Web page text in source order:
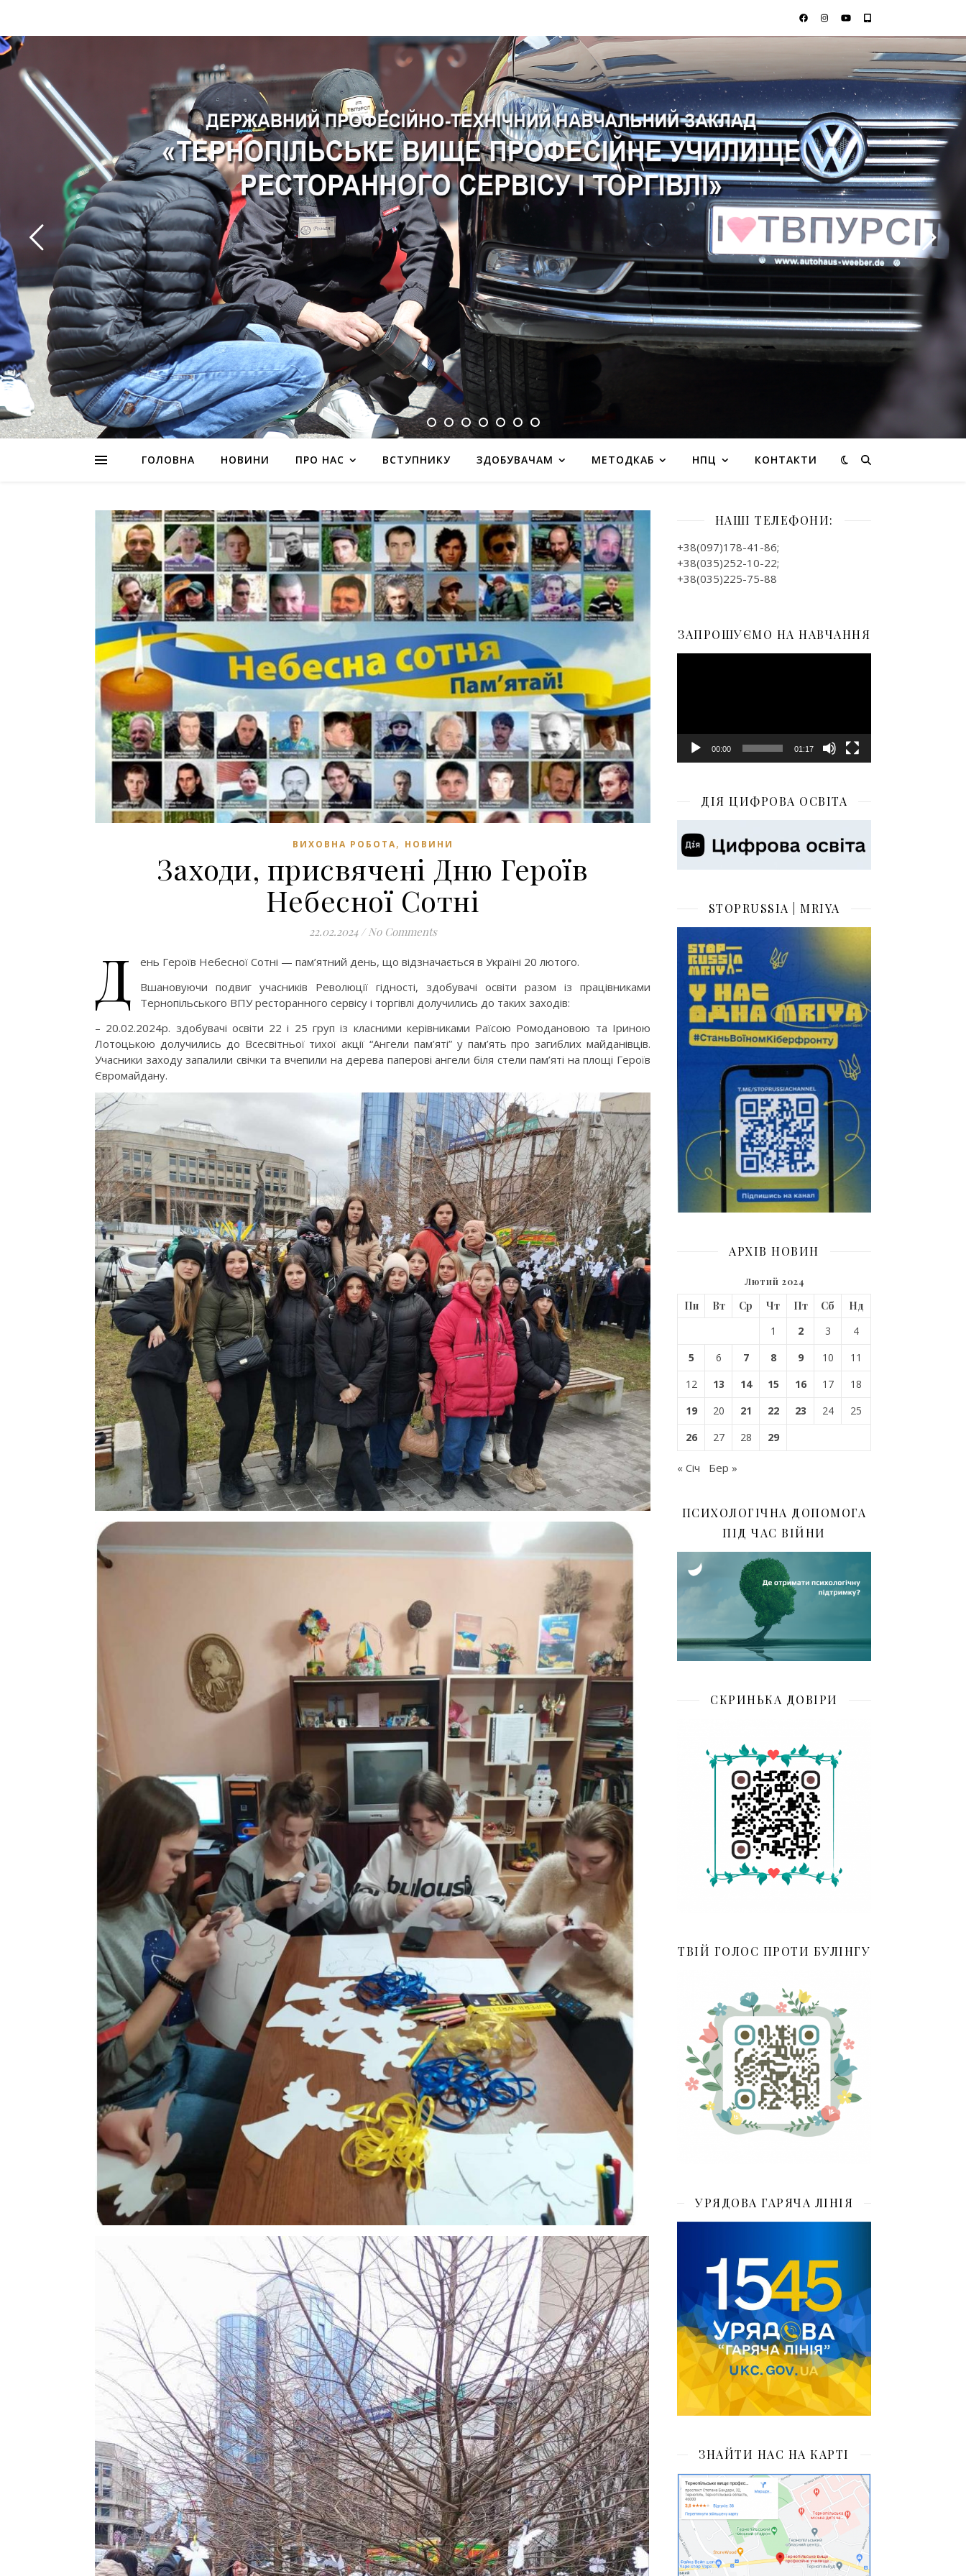
ГОЛОВНА НОВИНИ ПРО НАС ВСТУПНИКУ ЗДОБУВАЧАМ МЕТОДКАБ НПЦ КОНТАКТИ
ВИХОВНА РОБОТА, НОВИНИ
Заходи, присвячені Дню Героїв
Небесної Сотні
22.02.2024 / No Comments
Д
ень Героїв Небесної Сотні — пам’ятний день, що відзначається в Україні 20 лютого.
Вшановуючи подвиг учасників Революції гідності, здобувачі освіти разом із працівниками
Тернопільського ВПУ ресторанного сервісу і торгівлі долучились до таких заходів:
– 20.02.2024р. здобувачі освіти 22 і 25 груп із класними керівниками Раїсою Ромодановою та Іриною
Лотоцькою долучились до Всесвітньої тихої акції “Ангели пам’яті” у пам’ять про загиблих майданівців.
Учасники заходу запалили свічки та вчепили на дерева паперові ангели біля стели пам’яті на площі Героїв
Євромайдану.
НАШІ ТЕЛЕФОНИ:
+38(097)178-41-86;
+38(035)252-10-22;
+38(035)225-75-88
ЗАПРОШУЄМО НА НАВЧАННЯ
00:00 01:17
ДІЯ ЦИФРОВА ОСВІТА
STOPRUSSIA | MRIYA
АРХІВ НОВИН
Лютий 2024
Пн Вт Ср Чт Пт Сб
Нд
1
2 3
4
5
6 7 8 9 10
11
12
13 14 15 16 17
18
19
20 21 22 23 24
25
26
27 28 29
« Січ Бер »
ПСИХОЛОГІЧНА ДОПОМОГА
ПІД ЧАС ВІЙНИ
СКРИНЬКА ДОВІРИ
ТВІЙ ГОЛОС ПРОТИ БУЛІНГУ
УРЯДОВА ГАРЯЧА ЛІНІЯ
ЗНАЙТИ НАС НА КАРТІ